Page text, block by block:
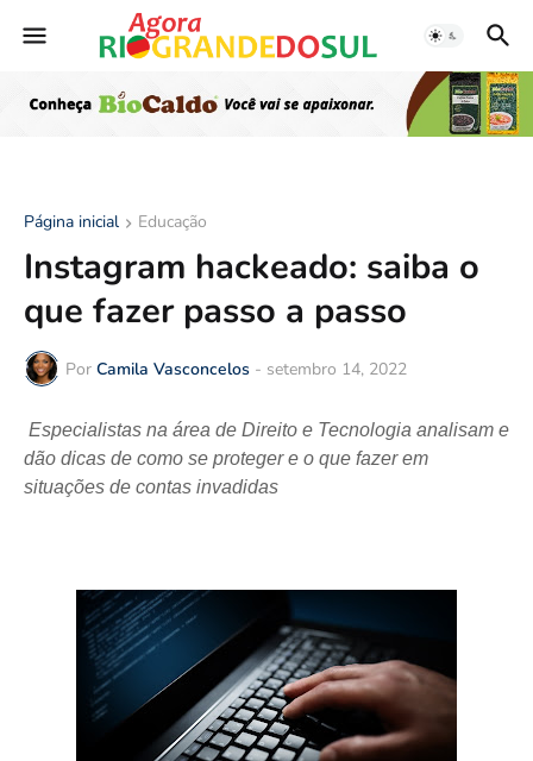
Página inicial Educação
Instagram hackeado: saiba o
que fazer passo a passo
Por Camila Vasconcelos - setembro 14, 2022
Especialistas na área de Direito e Tecnologia analisam e
dão dicas de como se proteger e o que fazer em
situações de contas invadidas